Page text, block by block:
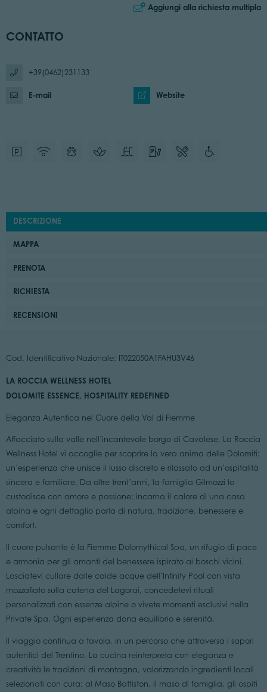
Aggiungi alla richiesta multipla
CONTATTO
+39(0462)231133
E-mail Website
DESCRIZIONE
MAPPA
PRENOTA
RICHIESTA
RECENSIONI
Cod. Identificativo Nazionale: IT022050A1FAHU3V46
LA ROCCIA WELLNESS HOTEL
DOLOMITE ESSENCE, HOSPITALITY REDEFINED
Eleganza Autentica nel Cuore della Val di Fiemme
Affacciato sulla valle nell’incantevole borgo di Cavalese, La Roccia
Wellness Hotel vi accoglie per scoprire la vera anima delle Dolomiti:
un’esperienza che unisce il lusso discreto e rilassato ad un’ospitalità
sincera e familiare. Da oltre trent’anni, la famiglia Gilmozzi lo
custodisce con amore e passione; incarna il calore di una casa
alpina e ogni dettaglio parla di natura, tradizione, benessere e
comfort.
Il cuore pulsante è la Fiemme Dolomythical Spa, un rifugio di pace
e armonia per gli amanti del benessere ispirato ai boschi vicini.
Lasciatevi cullare dalle calde acque dell’Infinity Pool con vista
mozzafiato sulla catena del Lagorai, concedetevi rituali
personalizzati con essenze alpine o vivete momenti esclusivi nella
Private Spa. Ogni esperienza dona equilibrio e serenità.
Il viaggio continua a tavola, in un percorso che attraversa i sapori
autentici del Trentino. La cucina reinterpreta con eleganza e
creatività le tradizioni di montagna, valorizzando ingredienti locali
selezionati con cura; al Maso Battiston, il maso di famiglia, gli ospiti